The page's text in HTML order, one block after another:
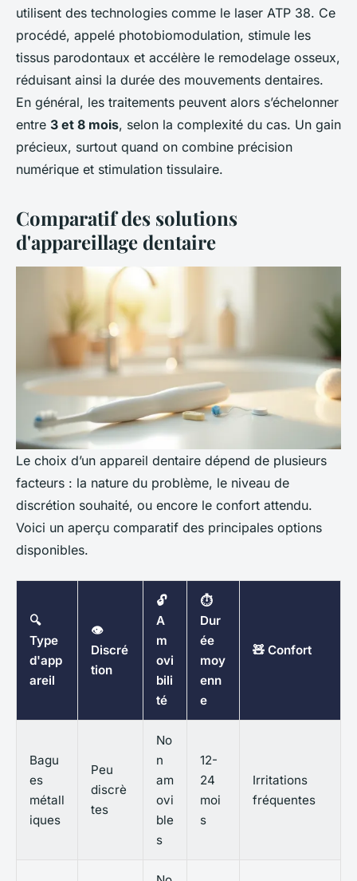
utilisent des technologies comme le laser ATP 38. Ce
procédé, appelé photobiomodulation, stimule les
tissus parodontaux et accélère le remodelage osseux,
réduisant ainsi la durée des mouvements dentaires.
En général, les traitements peuvent alors s’échelonner
entre 3 et 8 mois, selon la complexité du cas. Un gain
précieux, surtout quand on combine précision
numérique et stimulation tissulaire.
Comparatif des solutions
d'appareillage dentaire
Le choix d’un appareil dentaire dépend de plusieurs
facteurs : la nature du problème, le niveau de
discrétion souhaité, ou encore le confort attendu.
Voici un aperçu comparatif des principales options
disponibles.
🔍
Type
d'app
areil
👁️
Discré
tion
🔓
A
m
ovi
bili
té
⏱️
Dur
ée
moy
enn
e
🧸 Confort
Bagu
es
métall
iques
Peu
discrè
tes
No
n
am
ovi
ble
s
12-
24
moi
s
Irritations
fréquentes